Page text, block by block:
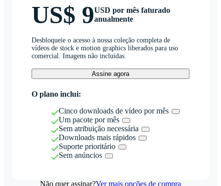
US$ 9USD por mês faturado
anualmente
Desbloqueie o acesso à nossa coleção completa de
vídeos de stock e motion graphics liberados para uso
comercial. Imagens não incluídas.
Assine agora
O plano inclui:
Cinco downloads de vídeo por mês
Um pacote por mês
Sem atribuição necessária
Downloads mais rápidos
Suporte prioritário
Sem anúncios
Não quer assinar?Ver mais opções de compra